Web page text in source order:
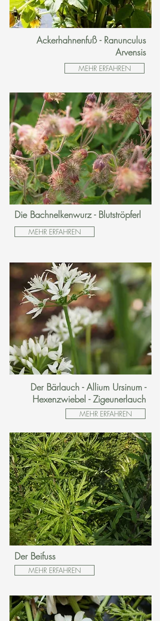
Ackerhahnenfuß - Ranunculus
Arvensis
MEHR ERFAHREN
Die Bachnelkenwurz - Blutströpferl
MEHR ERFAHREN
Der Bärlauch - Allium Ursinum -
Hexenzwiebel - Zigeunerlauch
MEHR ERFAHREN
Der Beifuss
MEHR ERFAHREN